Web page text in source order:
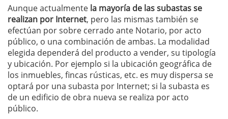
Aunque actualmente la mayoría de las subastas se
realizan por Internet, pero las mismas también se
efectúan por sobre cerrado ante Notario, por acto
público, o una combinación de ambas. La modalidad
elegida dependerá del producto a vender, su tipología
y ubicación. Por ejemplo si la ubicación geográfica de
los inmuebles, fincas rústicas, etc. es muy dispersa se
optará por una subasta por Internet; si la subasta es
de un edificio de obra nueva se realiza por acto
público.